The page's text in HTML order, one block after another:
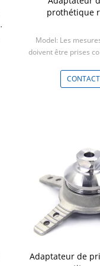
prothétique
Model: Les
doivent être prises
Min: 1
Adaptateur de